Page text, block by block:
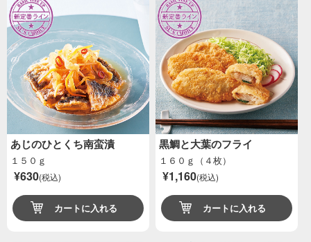
あじのひとくち南蛮漬
１５０ｇ
¥630(税込)
カートに入れる
黒鯛と大葉のフライ
１６０ｇ（４枚）
¥1,160(税込)
カートに入れる